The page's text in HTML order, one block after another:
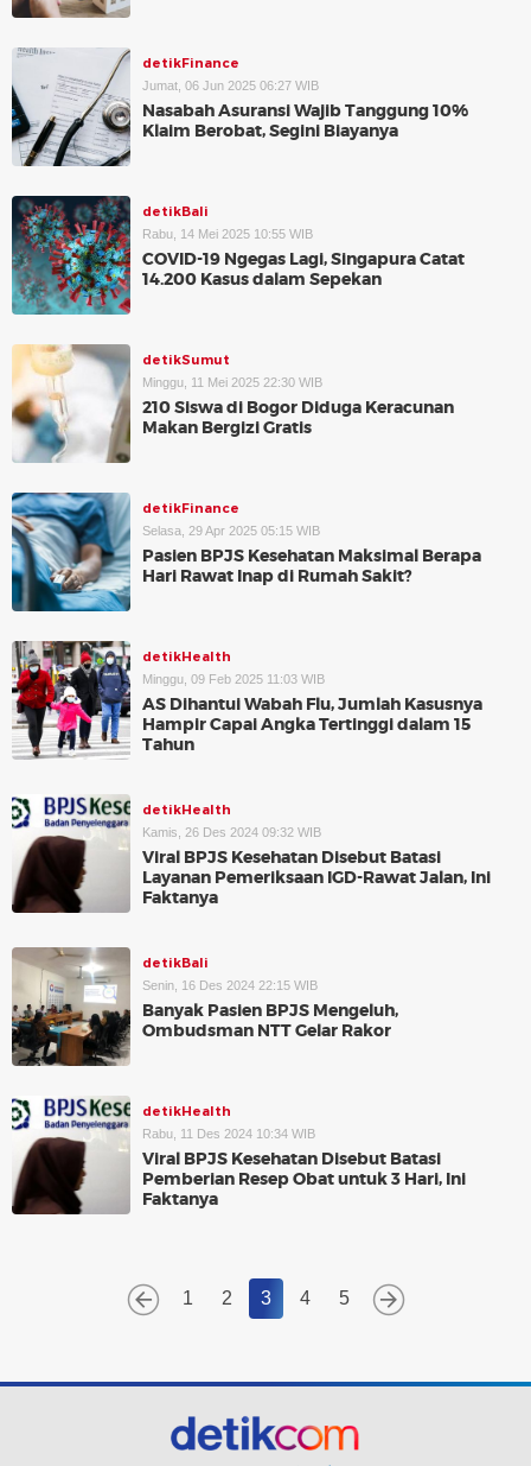
detikFinance
Jumat, 06 Jun 2025 06:27 WIB
Nasabah Asuransi Wajib Tanggung 10%
Klaim Berobat, Segini Biayanya
detikBali
Rabu, 14 Mei 2025 10:55 WIB
COVID-19 Ngegas Lagi, Singapura Catat
14.200 Kasus dalam Sepekan
detikSumut
Minggu, 11 Mei 2025 22:30 WIB
210 Siswa di Bogor Diduga Keracunan
Makan Bergizi Gratis
detikFinance
Selasa, 29 Apr 2025 05:15 WIB
Pasien BPJS Kesehatan Maksimal Berapa
Hari Rawat Inap di Rumah Sakit?
detikHealth
Minggu, 09 Feb 2025 11:03 WIB
AS Dihantui Wabah Flu, Jumlah Kasusnya
Hampir Capai Angka Tertinggi dalam 15
Tahun
detikHealth
Kamis, 26 Des 2024 09:32 WIB
Viral BPJS Kesehatan Disebut Batasi
Layanan Pemeriksaan IGD-Rawat Jalan, Ini
Faktanya
detikBali
Senin, 16 Des 2024 22:15 WIB
Banyak Pasien BPJS Mengeluh,
Ombudsman NTT Gelar Rakor
detikHealth
Rabu, 11 Des 2024 10:34 WIB
Viral BPJS Kesehatan Disebut Batasi
Pemberian Resep Obat untuk 3 Hari, Ini
Faktanya
1 2 3 4 5